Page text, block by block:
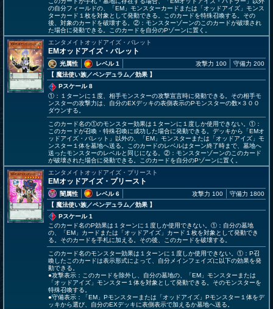
の自分フィールドの、「EM」モンスターカードまたは「オッドアイズ」モンス
ターカード１枚を対象として発動できる。このカードを特殊召喚する。その
後、対象のカードを破壊する。②：モンスターゾーンのこのカードが破壊され
た場合に発動できる。このカードを自分のPゾーンに置く。
エンタメイトオッドアイズ・バレット
EMオッドアイズ・バレット
光属性
レベル 1
【 魔法使い族／ペンデュラム／効果 】
攻撃力 100 守備力 200
Pスケール 8
①：１ターンに１度、相手モンスターの攻撃宣言時に発動できる。その相手モ
ンスターの攻撃力は、自分のEXデッキの表側表示のPモンスターの数×３００
ダウンする。
このカード名の①のモンスター効果は１ターンに１度しか使用できない。①：
このカードが召喚・特殊召喚に成功した場合に発動できる。デッキから「EMオ
ッドアイズ・バレット」以外の、「EM」モンスターまたは「オッドアイズ」モ
ンスター１体を墓地へ送る。このカードのレベルはターン終了時まで、墓地へ
送ったモンスターのレベルと同じになる。②：モンスターゾーンのこのカード
が破壊された場合に発動できる。このカードを自分のPゾーンに置く。
エンタメイトオッドアイズ・プリースト
EMオッドアイズ・プリースト
闇属性
レベル 6
【 魔法使い族／ペンデュラム／効果 】
攻撃力 100 守備力 1800
Pスケール 1
このカード名のP効果は１ターンに１度しか使用できない。①：自分の墓地
の、「EM」カードまたは「オッドアイズ」カード１枚を対象として発動でき
る。そのカードを手札に加える。その後、このカードを破壊する。
このカード名のモンスター効果は１ターンに１度しか使用できない。①：P召
喚したこのカードは表示形式によって、自分メインフェイズに以下の効果を発
動できる。
●攻撃表示：このカードを除外し、自分の墓地の、「EM」モンスターまたは
「オッドアイズ」モンスター１体を対象として発動できる。そのモンスターを
特殊召喚する。
●守備表示：「EM」Pモンスターまたは「オッドアイズ」Pモンスター１体をデ
ッキから選び、自分のEXデッキに表側表示で加えるか墓地へ送る。